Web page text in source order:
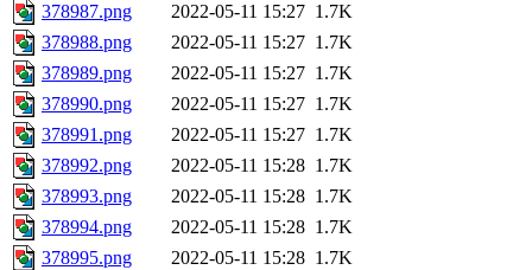
378987.png
2022-05-11 15:27 1.7K
378988.png
2022-05-11 15:27 1.7K
378989.png
2022-05-11 15:27 1.7K
378990.png
2022-05-11 15:27 1.7K
378991.png
2022-05-11 15:27 1.7K
378992.png
2022-05-11 15:28 1.7K
378993.png
2022-05-11 15:28 1.7K
378994.png
2022-05-11 15:28 1.7K
378995.png
2022-05-11 15:28 1.7K